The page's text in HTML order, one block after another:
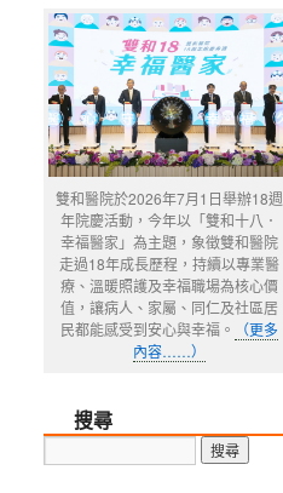
雙和醫院於2026年7月1日舉辦18週
年院慶活動，今年以「雙和十八．
幸福醫家」為主題，象徵雙和醫院
走過18年成長歷程，持續以專業醫
療、溫暖照護及幸福職場為核心價
值，讓病人、家屬、同仁及社區居
民都能感受到安心與幸福。
（更多
內容……）
搜尋